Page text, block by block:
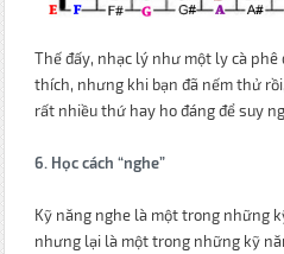
Thế đấy, nhạc lý như một ly cà phê
thích, nhưng khi bạn đã nếm thử
rất nhiều thứ hay ho đáng để suy
6. Học cách “nghe”
Kỹ năng nghe là một trong những
nhưng lại là một trong những kỹ